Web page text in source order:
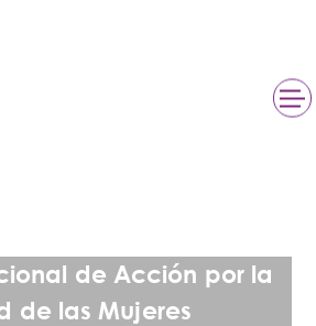
de Acción por la
de las Mujeres